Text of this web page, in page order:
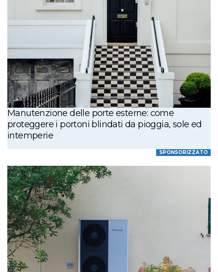
Manutenzione delle porte esterne: come
proteggere i portoni blindati da pioggia, sole ed
intemperie
SPONSORIZZATO